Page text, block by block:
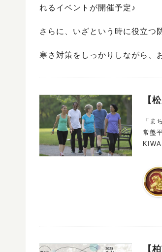
れるイベントが開催予定♪
さらに、いざという時に役立つ
寒さ対策をしっかりしながら、
【
「ま
常盤
る都市
OKI
いるといるのだとか。
に設
【